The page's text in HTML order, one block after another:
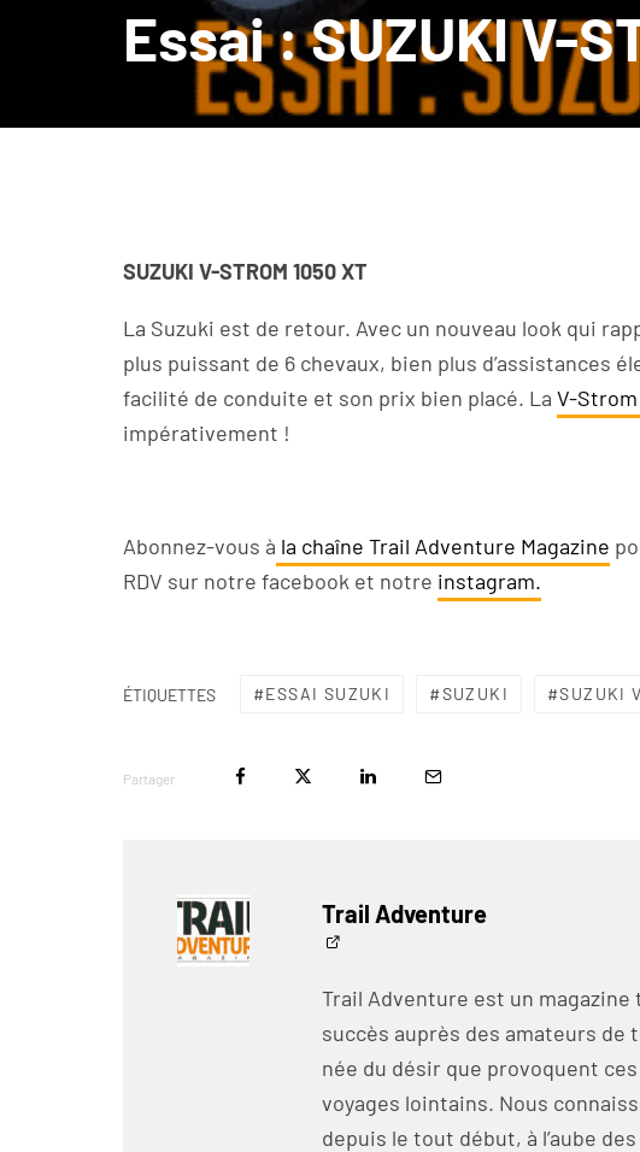
Essai : SUZUKI V-
SUZUKI V-STROM 1050 XT
La Suzuki est de retour. Avec un nouveau look qui
plus puissant de 6 chevaux, bien plus d’assistances
facilité de conduite et son prix bien placé. La V-Strom
impérativement !
Abonnez-vous à la chaîne Trail Adventure Magazine
RDV sur notre facebook et notre instagram.
ÉTIQUETTES ESSAI SUZUKI SUZUKI SUZUKI
Partager
Trail Adventure
Trail Adventure est un
succès auprès des amateurs de
née du désir que provoquent
voyages lointains. Nous
depuis le tout début, à l’aube